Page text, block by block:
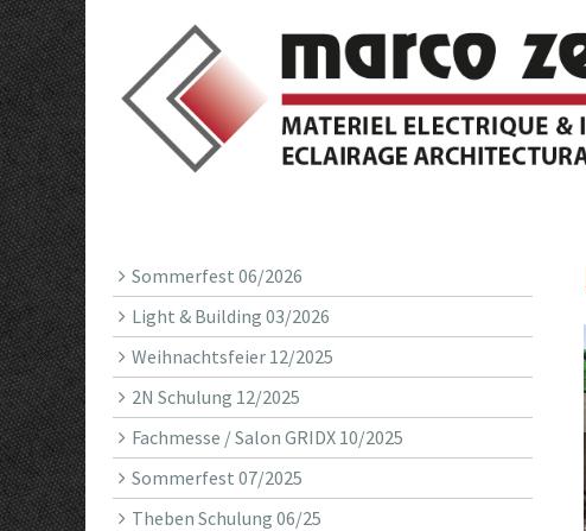
Sommerfest 06/2026
Light & Building 03/2026
Weihnachtsfeier 12/2025
2N Schulung 12/2025
Fachmesse / Salon GRIDX 10/2025
Sommerfest 07/2025
Theben Schulung 06/25